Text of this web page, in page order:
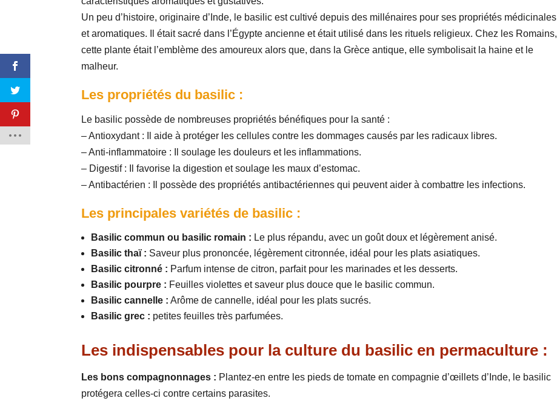
Un peu d’histoire, originaire d’Inde, le basilic est cultivé depuis des millénaires pour ses propriétés médicinales
et aromatiques. Il était sacré dans l’Égypte ancienne et était utilisé dans les rituels religieux. Chez les Romains,
cette plante était l’emblème des amoureux alors que, dans la Grèce antique, elle symbolisait la haine et le
malheur.
Les propriétés du basilic :
Le basilic possède de nombreuses propriétés bénéfiques pour la santé :
– Antioxydant : Il aide à protéger les cellules contre les dommages causés par les radicaux libres.
– Anti-inflammatoire : Il soulage les douleurs et les inflammations.
– Digestif : Il favorise la digestion et soulage les maux d’estomac.
– Antibactérien : Il possède des propriétés antibactériennes qui peuvent aider à combattre les infections.
Les principales variétés de basilic :
Basilic commun ou basilic romain : Le plus répandu, avec un goût doux et légèrement anisé.
Basilic thaï : Saveur plus prononcée, légèrement citronnée, idéal pour les plats asiatiques.
Basilic citronné : Parfum intense de citron, parfait pour les marinades et les desserts.
Basilic pourpre : Feuilles violettes et saveur plus douce que le basilic commun.
Basilic cannelle : Arôme de cannelle, idéal pour les plats sucrés.
Basilic grec : petites feuilles très parfumées.
Les indispensables pour la culture du basilic en permaculture :
Les bons compagnonnages : Plantez-en entre les pieds de tomate en compagnie d’œillets d’Inde, le basilic
protégera celles-ci contre certains parasites.